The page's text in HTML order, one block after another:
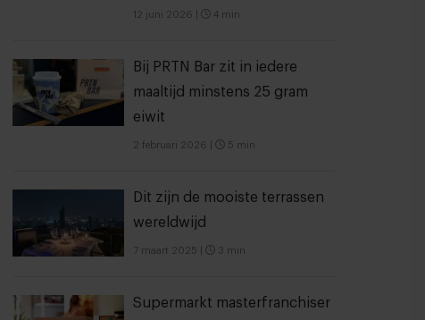
12 juni 2026 4 min
Bij PRTN Bar zit in iedere
maaltijd minstens 25 gram
eiwit
2 februari 2026 5 min
Dit zijn de mooiste terrassen
wereldwijd
7 maart 2025 3 min
Supermarkt masterfranchiser